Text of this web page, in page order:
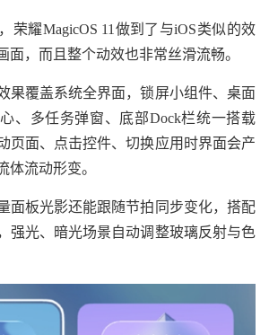
耀MagicOS 11做到了与iOS类似的效
面，而且整个动效也非常丝滑流畅。
覆盖系统全界面，锁屏小组件、桌面
、多任务弹窗、底部Dock栏统一搭载
页面、点击控件、切换应用时界面会产
体流动形变。
板光影还能跟随节拍同步变化，搭配
强光、暗光场景自动调整玻璃反射与色